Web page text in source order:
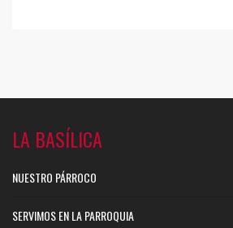
LA BASÍLICA
NUESTRO PÁRROCO
SERVIMOS EN LA PARROQUIA